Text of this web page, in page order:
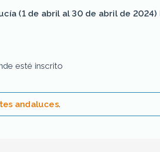
(1 de abril al 30 de abril de 2024)
esté inscrito
andaluces.